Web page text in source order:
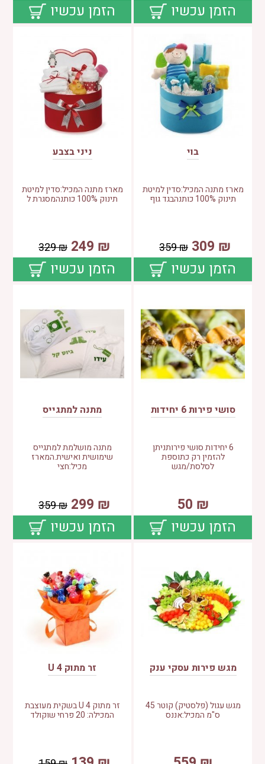
הזמן עכשיו הזמן עכשיו
בוי
מארז מתנה המכיל:סדין למיטת
תינוק 100% כותנהבגד גוף
₪
309
₪
359
הזמן עכשיו
ניני בצבע
מארז מתנה המכיל:סדין למיטת
תינוק 100% כותנהמסגרת ל
₪
249
₪
329
הזמן עכשיו
סושי פירות 6 יחידות
6 יחידות סושי פירותניתן
להזמין רק כתוספת
לסלסת/מגש
₪
50
הזמן עכשיו
מתנה למתגייס
מתנה מושלמת למתגייס
שימושית ואישית.המארז
מכיל:חצי
₪
299
₪
359
הזמן עכשיו
מגש פירות עסקי ענק
מגש עגול (פלסטיק) קוטר 45
ס"מ המכיל:אננס
זר מתוק 4 U
זר מתוק 4 U בשקית מעוצבת
המכילה: 20 פרחי שוקולד